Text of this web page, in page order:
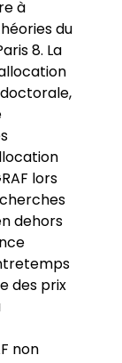
à
du
8. La
lors
dehors
des prix
non